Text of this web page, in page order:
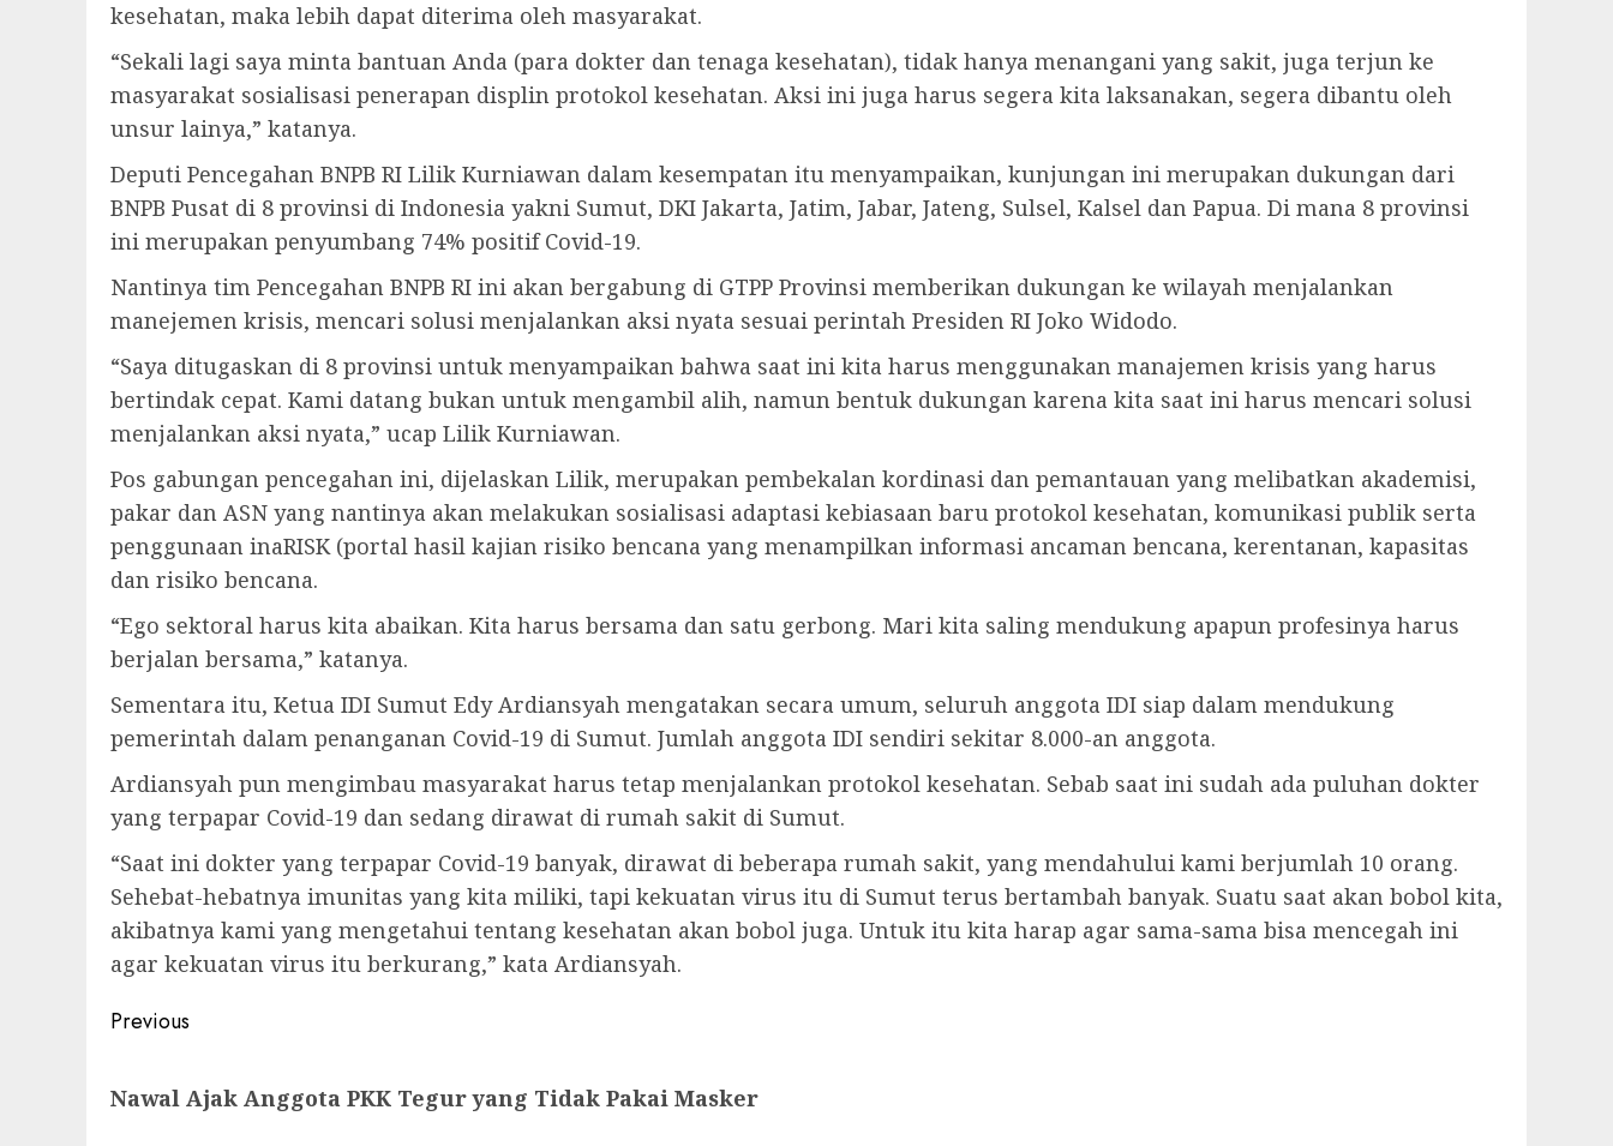
kesehatan, maka lebih dapat diterima oleh masyarakat.
“Sekali lagi saya minta bantuan Anda (para dokter dan tenaga kesehatan), tidak hanya menangani yang sakit, juga terjun ke
masyarakat sosialisasi penerapan displin protokol kesehatan. Aksi ini juga harus segera kita laksanakan, segera dibantu oleh
unsur lainya,” katanya.
Deputi Pencegahan BNPB RI Lilik Kurniawan dalam kesempatan itu menyampaikan, kunjungan ini merupakan dukungan dari
BNPB Pusat di 8 provinsi di Indonesia yakni Sumut, DKI Jakarta, Jatim, Jabar, Jateng, Sulsel, Kalsel dan Papua. Di mana 8 provinsi
ini merupakan penyumbang 74% positif Covid-19.
Nantinya tim Pencegahan BNPB RI ini akan bergabung di GTPP Provinsi memberikan dukungan ke wilayah menjalankan
manejemen krisis, mencari solusi menjalankan aksi nyata sesuai perintah Presiden RI Joko Widodo.
“Saya ditugaskan di 8 provinsi untuk menyampaikan bahwa saat ini kita harus menggunakan manajemen krisis yang harus
bertindak cepat. Kami datang bukan untuk mengambil alih, namun bentuk dukungan karena kita saat ini harus mencari solusi
menjalankan aksi nyata,” ucap Lilik Kurniawan.
Pos gabungan pencegahan ini, dijelaskan Lilik, merupakan pembekalan kordinasi dan pemantauan yang melibatkan akademisi,
pakar dan ASN yang nantinya akan melakukan sosialisasi adaptasi kebiasaan baru protokol kesehatan, komunikasi publik serta
penggunaan inaRISK (portal hasil kajian risiko bencana yang menampilkan informasi ancaman bencana, kerentanan, kapasitas
dan risiko bencana.
“Ego sektoral harus kita abaikan. Kita harus bersama dan satu gerbong. Mari kita saling mendukung apapun profesinya harus
berjalan bersama,” katanya.
Sementara itu, Ketua IDI Sumut Edy Ardiansyah mengatakan secara umum, seluruh anggota IDI siap dalam mendukung
pemerintah dalam penanganan Covid-19 di Sumut. Jumlah anggota IDI sendiri sekitar 8.000-an anggota.
Ardiansyah pun mengimbau masyarakat harus tetap menjalankan protokol kesehatan. Sebab saat ini sudah ada puluhan dokter
yang terpapar Covid-19 dan sedang dirawat di rumah sakit di Sumut.
“Saat ini dokter yang terpapar Covid-19 banyak, dirawat di beberapa rumah sakit, yang mendahului kami berjumlah 10 orang.
Sehebat-hebatnya imunitas yang kita miliki, tapi kekuatan virus itu di Sumut terus bertambah banyak. Suatu saat akan bobol kita,
akibatnya kami yang mengetahui tentang kesehatan akan bobol juga. Untuk itu kita harap agar sama-sama bisa mencegah ini
agar kekuatan virus itu berkurang,” kata Ardiansyah.
Post
Previous
post:
Nawal Ajak Anggota PKK Tegur yang Tidak Pakai Masker